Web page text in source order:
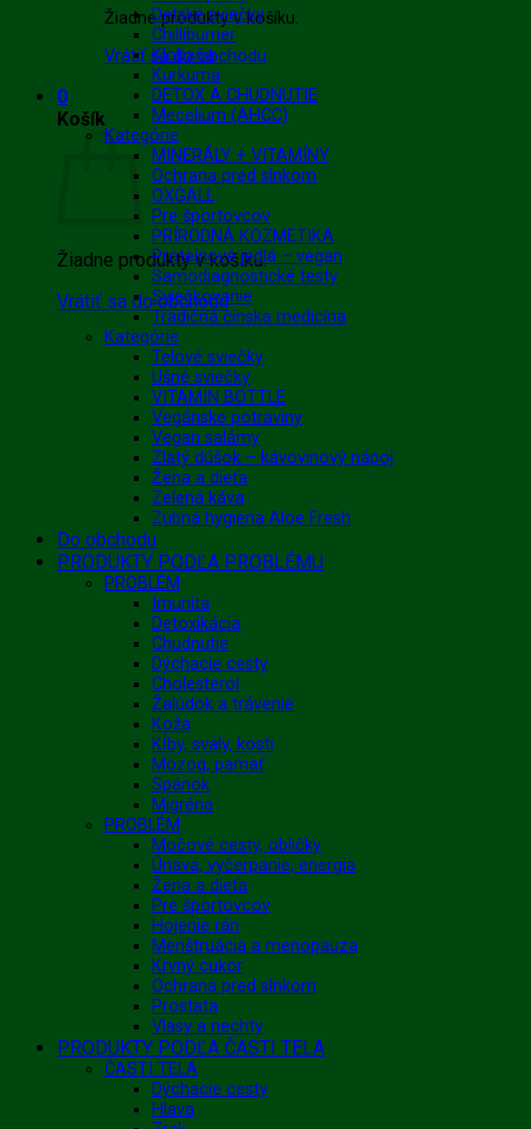
Žiadne produkty v košíku.
Vrátiť sa do obchodu
0
Košík
Žiadne produkty v košíku.
Vrátiť sa do obchodu
Detské sviečky
Chilliburner
Klobaňa
Kurkuma
DETOX A CHUDNUTIE
Mecelium (AHCC)
Kategórie
MINERÁLY + VITAMÍNY
Ochrana pred slnkom
OXGALL
Pre športovcov
PRÍRODNÁ KOZMETIKA
Proteínové jedlá – vegan
Samodiagnostické testy
Sviečkovanie
Tradičná čínska medicína
Kategórie
Telové sviečky
Ušné sviečky
VITAMIN BOTTLE
Vegánske potraviny
Vegan salámy
Zlatý dúšok – kávovinový nápoj
Žena a dieťa
Zelená káva
Zubná hygiena Aloe Fresh
Do obchodu
PRODUKTY PODĽA PROBLÉMU
PROBLÉM
Imunita
Detoxikácia
Chudnutie
Dýchacie cesty
Cholesterol
Žalúdok a trávenie
Koža
Kĺby, svaly, kosti
Mozog, pamäť
Spánok
Migréna
PROBLÉM
Močové cesty, obličky
Únava, vyčerpanie, energia
Žena a dieťa
Pre športovcov
Hojenie rán
Menštruácia a menopauza
Krvný cukor
Ochrana pred slnkom
Prostata
Vlasy a nechty
PRODUKTY PODĽA ČASTI TELA
ČASTI TELA
Dýchacie cesty
Hlava